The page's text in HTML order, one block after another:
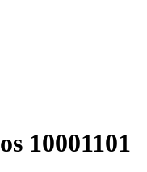
10001101